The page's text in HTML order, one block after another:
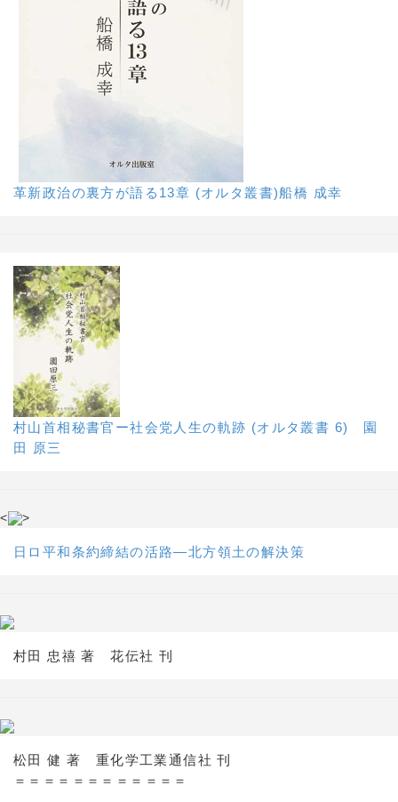
革新政治の裏方が語る13章 (オルタ叢書)船橋 成幸
村山首相秘書官ー社会党人生の軌跡 (オルタ叢書 6) 園
田 原三
< >
日ロ平和条約締結の活路―北方領土の解決策
村田 忠禧 著 花伝社 刊
松田 健 著 重化学工業通信社 刊
＝＝＝＝＝＝＝＝＝＝＝＝